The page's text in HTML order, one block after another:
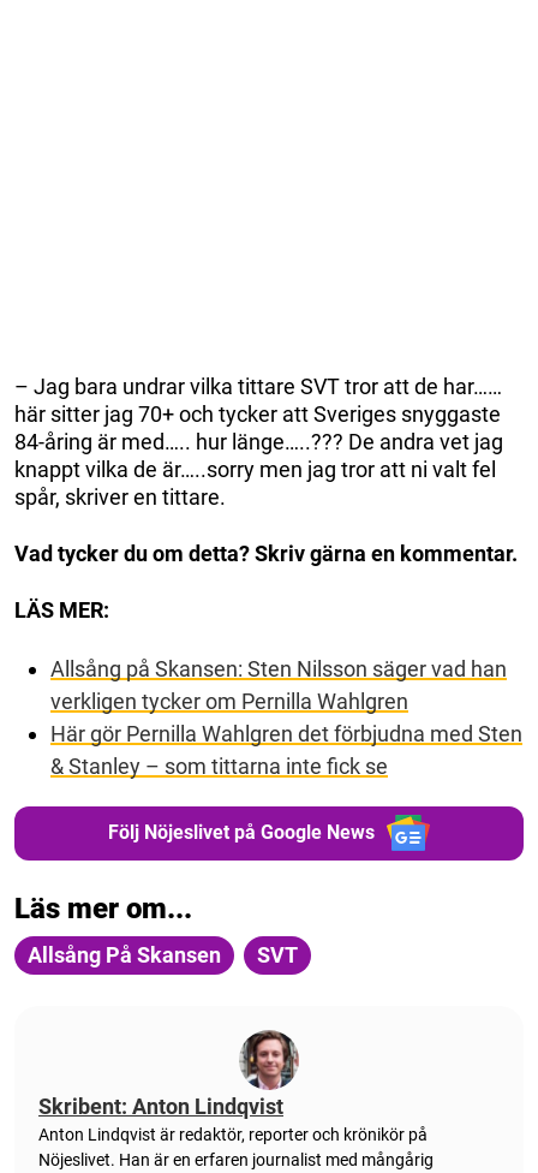
– Jag bara undrar vilka tittare SVT tror att de har……
här sitter jag 70+ och tycker att Sveriges snyggaste
84-åring är med….. hur länge…..??? De andra vet jag
knappt vilka de är…..sorry men jag tror att ni valt fel
spår, skriver en tittare.
Vad tycker du om detta? Skriv gärna en kommentar.
LÄS MER:
Allsång på Skansen: Sten Nilsson säger vad han
verkligen tycker om Pernilla Wahlgren
Här gör Pernilla Wahlgren det förbjudna med Sten
& Stanley – som tittarna inte fick se
Följ Nöjeslivet på Google News
Läs mer om...
Allsång På Skansen SVT
Skribent: Anton Lindqvist
Anton Lindqvist är redaktör, reporter och krönikör på
Nöjeslivet. Han är en erfaren journalist med mångårig